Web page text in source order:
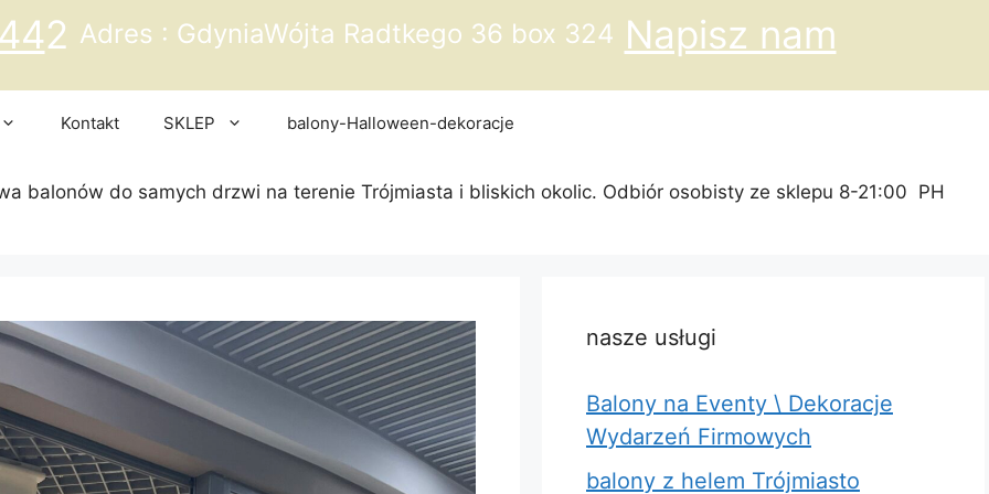
2 Adres : GdyniaWójta Radtkego 36 box 324 Napisz nam
Kontakt SKLEP balony-Halloween-dekoracje
balonów do samych drzwi na terenie Trójmiasta i bliskich okolic. Odbiór osobisty ze sklepu 8-21:00 PH
nasze usługi
Balony na Eventy \ Dekoracje
Wydarzeń Firmowych
balony z helem Trójmiasto